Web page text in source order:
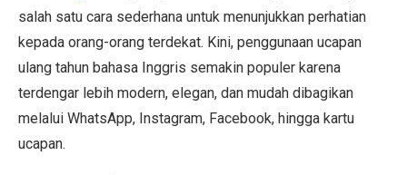
salah satu cara sederhana untuk menunjukkan perhatian
kepada orang-orang terdekat. Kini, penggunaan ucapan
ulang tahun bahasa Inggris semakin populer karena
terdengar lebih modern, elegan, dan mudah dibagikan
melalui WhatsApp, Instagram, Facebook, hingga kartu
ucapan.